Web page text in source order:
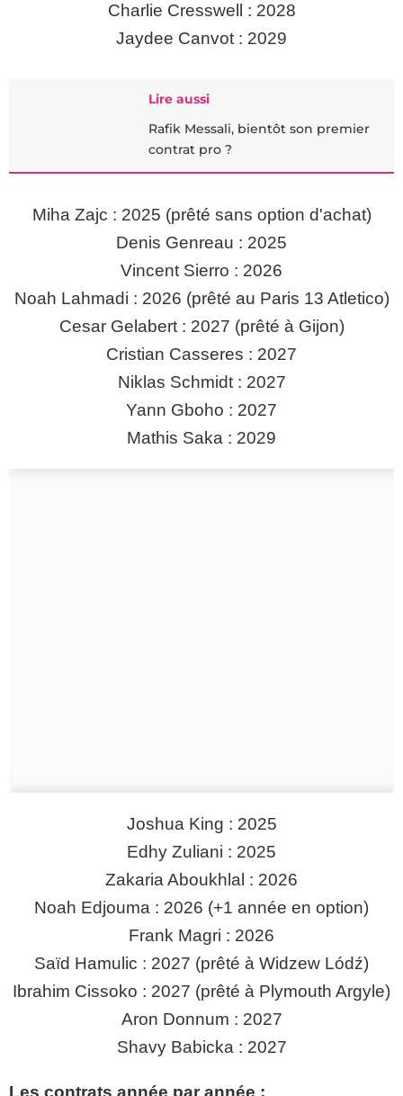
Charlie Cresswell : 2028
Jaydee Canvot : 2029
Lire aussi
Rafik Messali, bientôt son premier
contrat pro ?
Miha Zajc : 2025 (prêté sans option d'achat)
Denis Genreau : 2025
Vincent Sierro : 2026
Noah Lahmadi : 2026 (prêté au Paris 13 Atletico)
Cesar Gelabert : 2027 (prêté à Gijon)
Cristian Casseres : 2027
Niklas Schmidt : 2027
Yann Gboho : 2027
Mathis Saka : 2029
Joshua King : 2025
Edhy Zuliani : 2025
Zakaria Aboukhlal : 2026
Noah Edjouma : 2026 (+1 année en option)
Frank Magri : 2026
Saïd Hamulic : 2027 (prêté à Widzew Lódź)
Ibrahim Cissoko : 2027 (prêté à Plymouth Argyle)
Aron Donnum : 2027
Shavy Babicka : 2027
Les contrats année par année :